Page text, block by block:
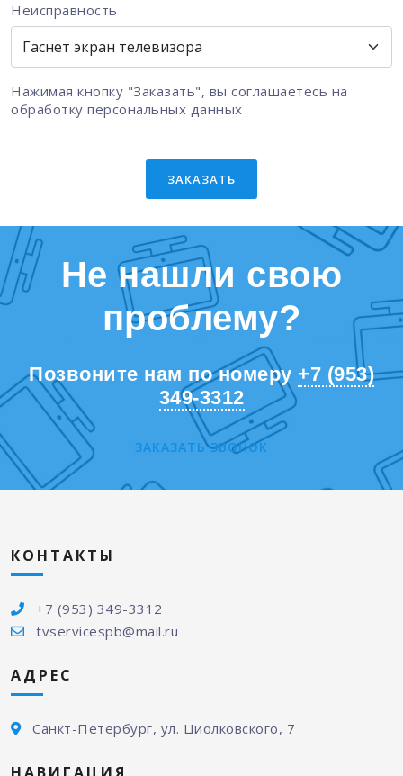
Неисправность
Нажимая кнопку "Заказать", вы соглашаетесь на
обработку персональных данных
ЗАКАЗАТЬ
Не нашли свою
проблему?
Позвоните нам по номеру +7 (953)
349-3312
ЗАКАЗАТЬ ЗВОНОК
КОНТАКТЫ
+7 (953) 349-3312
tvservicespb@mail.ru
АДРЕС
Санкт-Петербург, ул. Циолковского, 7